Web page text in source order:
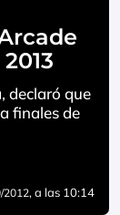
declaró que
finales de
2012, a las 10:14